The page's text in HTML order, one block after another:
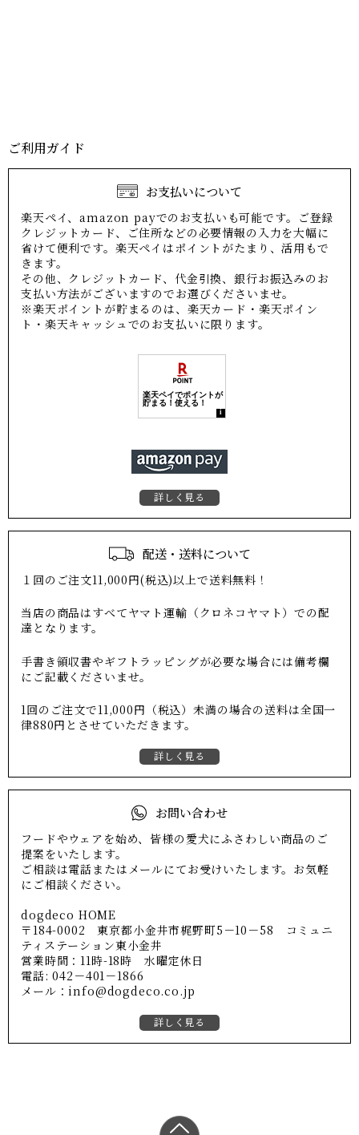
ご利用ガイド
お支払いについて
楽天ペイ、amazon payでのお支払いも可能です。ご登録
クレジットカード、ご住所などの必要情報の入力を大幅に
省けて便利です。楽天ペイはポイントがたまり、活用もで
きます。
その他、クレジットカード、代金引換、銀行お振込みのお
支払い方法がございますのでお選びくださいませ。
※楽天ポイントが貯まるのは、楽天カード・楽天ポイン
ト・楽天キャッシュでのお支払いに限ります。
詳しく見る
配送・送料について
１回のご注文11,000円(税込)以上で送料無料！
当店の商品はすべてヤマト運輸（クロネコヤマト）での配
達となります。
手書き領収書やギフトラッピングが必要な場合には備考欄
にご記載くださいませ。
1回のご注文で11,000円（税込）未満の場合の送料は全国一
律880円とさせていただきます。
詳しく見る
お問い合わせ
フードやウェアを始め、皆様の愛犬にふさわしい商品のご
提案をいたします。
ご相談は電話またはメールにてお受けいたします。お気軽
にご相談ください。
dogdeco HOME
〒184-0002 東京都小金井市梶野町5－10－58 コミュニ
ティステーション東小金井
営業時間：11時-18時 水曜定休日
電話: 042－401－1866
メール：info@dogdeco.co.jp
詳しく見る